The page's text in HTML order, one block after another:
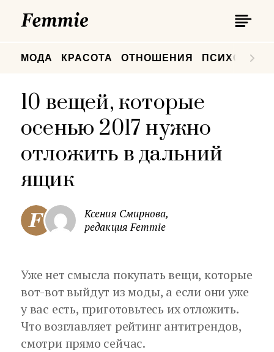
МОДА КРАСОТА ОТНОШЕНИЯ
10 вещей, которые
осенью 2017 нужно
отложить в дальний
ящик
Ксения Смирнова,
редакция Femmie
Уже нет смысла покупать вещи, которые
вот-вот выйдут из моды, а если они уже
у вас есть, приготовьтесь их отложить.
Что возглавляет рейтинг антитрендов,
смотри прямо сейчас.